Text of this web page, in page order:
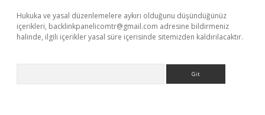
Hukuka ve yasal düzenlemelere aykırı olduğunu düşündüğünüz
içerikleri, backlinkpanelicomtr@gmail.com adresine bildirmeniz
halinde, ilgili içerikler yasal süre içerisinde sitemizden kaldırılacaktır.